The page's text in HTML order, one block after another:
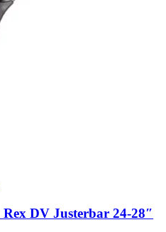
DV Justerbar 24-28″